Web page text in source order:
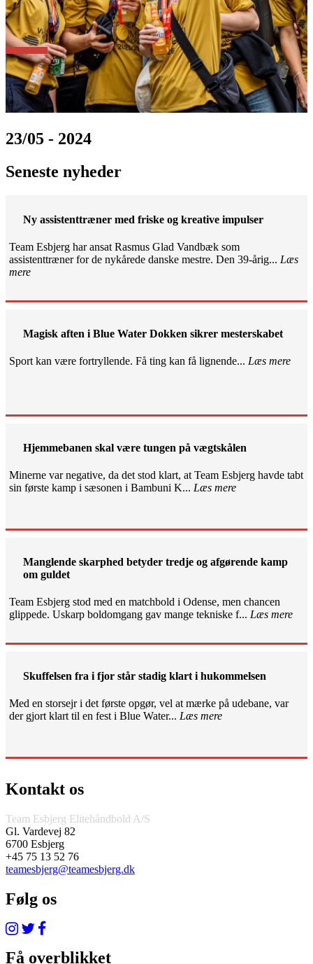
23/05 - 2024
Seneste nyheder
Ny assistenttræner med friske og kreative impulser
Team Esbjerg har ansat Rasmus Glad Vandbæk som
assistenttræner for de nykårede danske mestre. Den 39-årig... Læs
mere
Magisk aften i Blue Water Dokken sikrer mesterskabet
Sport kan være fortryllende. Få ting kan få lignende... Læs mere
Hjemmebanen skal være tungen på vægtskålen
Minerne var negative, da det stod klart, at Team Esbjerg havde tabt
sin første kamp i sæsonen i Bambuni K... Læs mere
Manglende skarphed betyder tredje og afgørende kamp
om guldet
Team Esbjerg stod med en matchbold i Odense, men chancen
glippede. Uskarp boldomgang gav mange tekniske f... Læs mere
Skuffelsen fra i fjor står stadig klart i hukommelsen
Med en storsejr i det første opgør, vel at mærke på udebane, var
der gjort klart til en fest i Blue Water... Læs mere
Kontakt os
Team Esbjerg Elitehåndbold A/S
Gl. Vardevej 82
6700 Esbjerg
+45 75 13 52 76
teamesbjerg@teamesbjerg.dk
Følg os
Få overblikket